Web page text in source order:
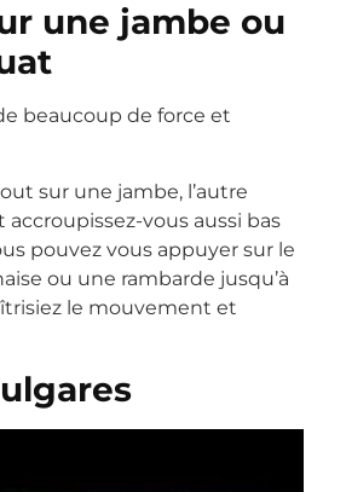
une jambe ou
beaucoup de force et
sur une jambe, l’autre
vous aussi bas
pouvez vous appuyer sur le
ou une rambarde jusqu’à
le mouvement et